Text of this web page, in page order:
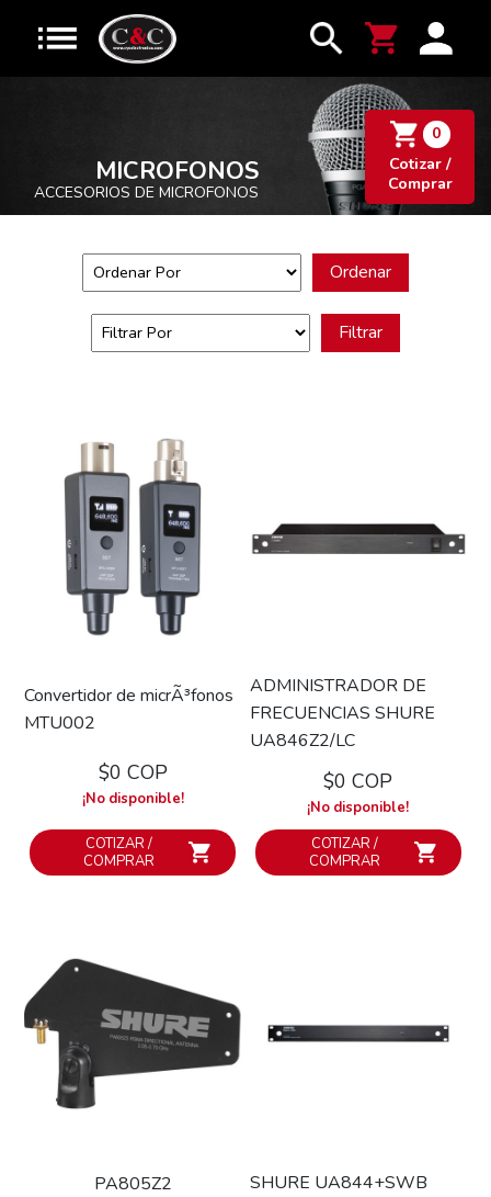
0
Cotizar /
Comprar
MICROFONOS
ACCESORIOS DE MICROFONOS
Ordenar
Filtrar
Convertidor de micrÃ³fonos
MTU002
$0 COP
¡No disponible!
COTIZAR /
COMPRAR
ADMINISTRADOR DE
FRECUENCIAS SHURE
UA846Z2/LC
$0 COP
¡No disponible!
COTIZAR /
COMPRAR
PA805Z2
SHURE UA844+SWB